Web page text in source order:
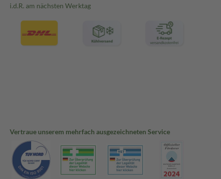
i.d.R. am nächsten Werktag
Vertraue unserem mehrfach ausgezeichneten Service